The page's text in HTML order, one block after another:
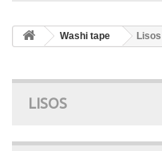
Washi tape Lisos
LISOS